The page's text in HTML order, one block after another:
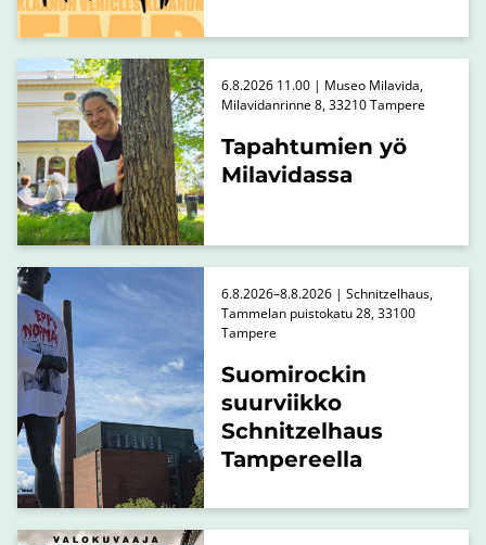
Tapahtumien yö
Milavidassa
6.8.2026 11.00 | Museo Milavida,
Milavidanrinne 8, 33210 Tampere
Suomirockin
suurviikko
Schnitzelhaus
Tampereella
6.8.2026–8.8.2026 | Schnitzelhaus,
Tammelan puistokatu 28, 33100
Tampere